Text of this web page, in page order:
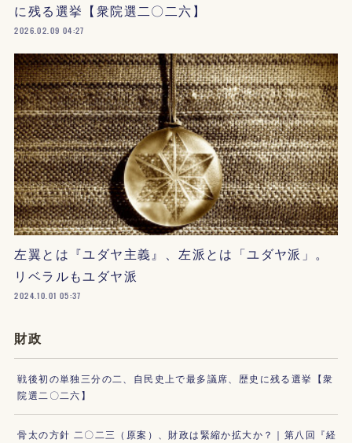
に残る選挙【衆院選二〇二六】
2026.02.09 04:27
左翼とは『ユダヤ主義』、左派とは「ユダヤ派」。
リベラルもユダヤ派
2024.10.01 05:37
財政
戦後初の単独三分の二、自民史上で最多議席、歴史に残る選挙【衆
院選二〇二六】
骨太の方針 二〇二三（原案）、財政は緊縮か拡大か？｜第八回『経